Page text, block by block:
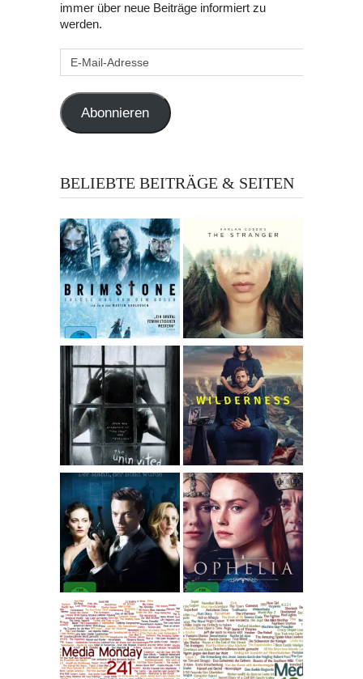
immer über neue Beiträge informiert zu
werden.
Mail-
Abonnieren
BELIEBTE BEITRÄGE & SEITEN